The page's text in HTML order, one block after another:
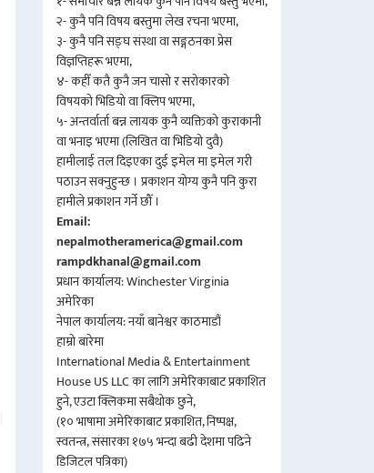
२- कुनै पनि विषय बस्तुमा लेख रचना भएमा,
३- कुनै पनि सङ्घ संस्था वा सङ्गठनका प्रेस
विज्ञप्तिहरू भएमा,
४- कहीँ कतै कुनै जन चासो र सरोकारको
विषयको भिडियो वा क्लिप भएमा,
५- अन्तर्वार्ता बन्न लायक कुनै व्यक्तिको कुराकानी
वा भनाइ भएमा (लिखित वा भिडियो दुवै)
हामीलाई तल दिइएका दुई इमेल मा इमेल गरी
पठाउन सक्नुहुन्छ । प्रकाशन योग्य कुनै पनि कुरा
हामीले प्रकाशन गर्ने छौँ ।
Email:
nepalmotheramerica@gmail.com
rampdkhanal@gmail.com
प्रधान कार्यालय: Winchester Virginia
अमेरिका
नेपाल कार्यालय: नयाँ बानेश्वर काठमाडौं
हाम्रो बारेमा
International Media & Entertainment
House US LLC का लागि अमेरिकाबाट प्रकाशित
हुने, एउटा क्लिकमा सबैथोक छुने,
(१० भाषामा अमेरिकाबाट प्रकाशित, निष्पक्ष,
स्वतन्त्र, संसारका १७५ भन्दा बढी देशमा पढिने
डिजिटल पत्रिका)